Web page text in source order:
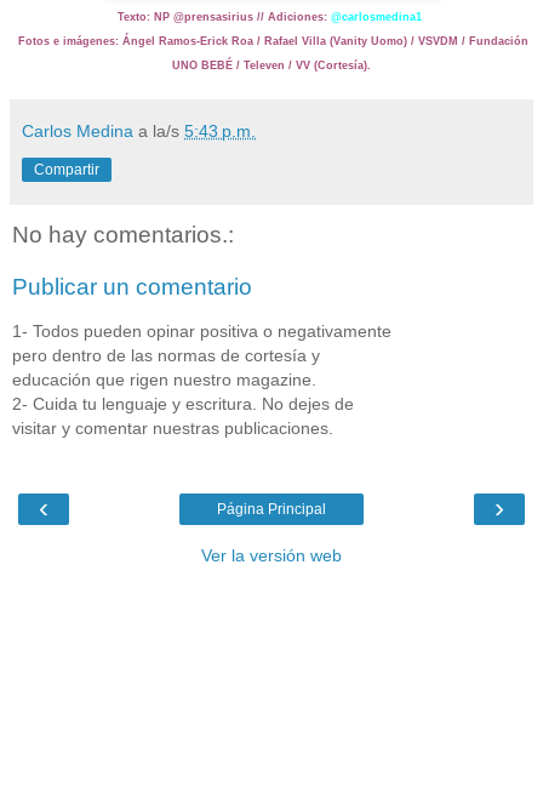
Texto: NP @prensasirius // Adiciones: @carlosmedina1
Fotos e imágenes: Ángel Ramos-Erick Roa / Rafael Villa (Vanity Uomo) / VSVDM / Fundación
UNO BEBÉ / Televen / VV (Cortesía).
Carlos Medina a la/s 5:43 p.m.
Compartir
No hay comentarios.:
Publicar un comentario
1- Todos pueden opinar positiva o negativamente
pero dentro de las normas de cortesía y
educación que rigen nuestro magazine.
2- Cuida tu lenguaje y escritura. No dejes de
visitar y comentar nuestras publicaciones.
‹ ›
Página Principal
Ver la versión web